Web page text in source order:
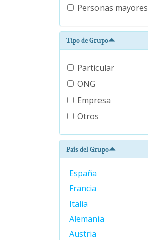
Personas mayores
Tipo de Grupo
Particular
ONG
Empresa
Otros
País del Grupo
España
Francia
Italia
Alemania
Austria